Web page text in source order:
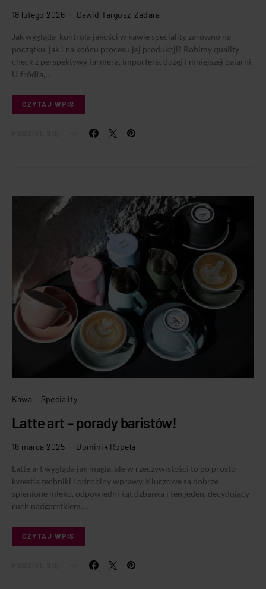
18 lutego 2026 Dawid Targosz-Zadara
Jak wygląda kontrola jakości w kawie speciality zarówno na
początku, jak i na końcu procesu jej produkcji? Robimy quality
check z perspektywy farmera, importera, dużej i mniejszej palarni.
U źródła,…
CZYTAJ WPIS
Kawa Speciality
Latte art – porady baristów!
16 marca 2025 Dominik Ropela
Latte art wygląda jak magia, ale w rzeczywistości to po prostu
kwestia techniki i odrobiny wprawy. Kluczowe są dobrze
spienione mleko, odpowiedni kąt dzbanka i ten jeden, decydujący
ruch nadgarstkiem.…
CZYTAJ WPIS